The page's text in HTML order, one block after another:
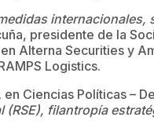
internacionales,
presidente de la
Alterna Securities y
Logistics.
Ciencias Políticas –
(RSE), filantropía